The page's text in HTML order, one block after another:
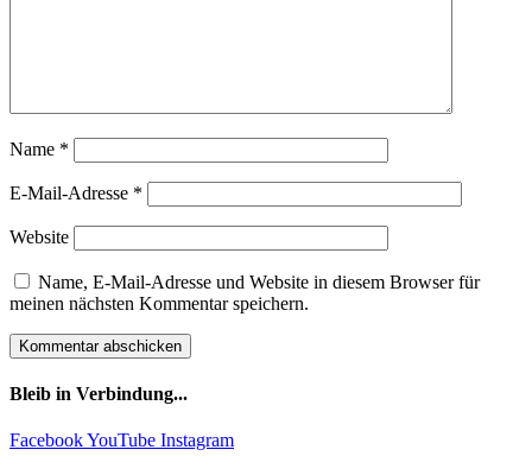
Name *
E-Mail-Adresse *
Website
Name, E-Mail-Adresse und Website in diesem Browser für
meinen nächsten Kommentar speichern.
Bleib in Verbindung...
FacebookYouTube Instagram